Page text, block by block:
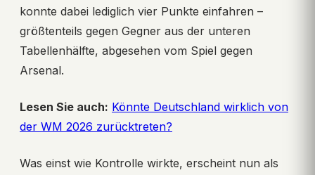
konnte dabei lediglich vier Punkte einfahren –
größtenteils gegen Gegner aus der unteren
Tabellenhälfte, abgesehen vom Spiel gegen
Arsenal.
Lesen Sie auch: Könnte Deutschland wirklich von
der WM 2026 zurücktreten?
Was einst wie Kontrolle wirkte, erscheint nun als